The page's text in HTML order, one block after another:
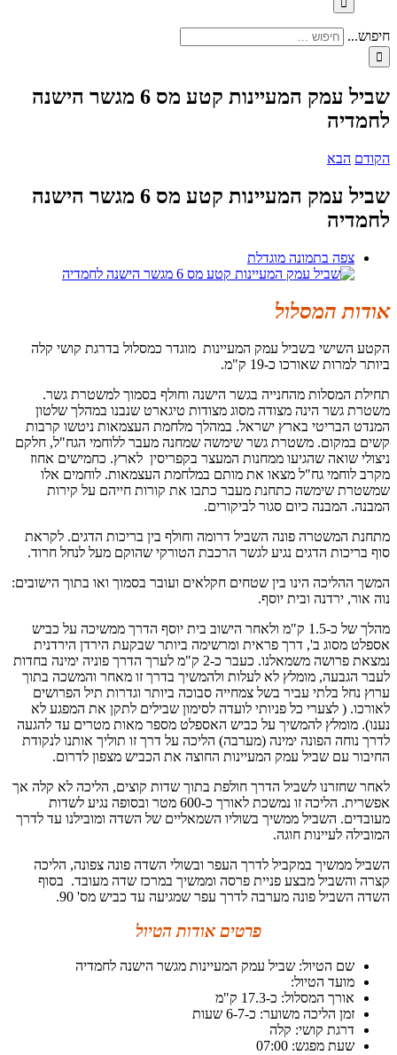
חיפוש...
שביל עמק המעיינות קטע מס 6 מגשר הישנה
לחמדיה
הקודם הבא
שביל עמק המעיינות קטע מס 6 מגשר הישנה
לחמדיה
צפה בתמונה מוגדלת
אודות המסלול
הקטע השישי בשביל עמק המעיינות מוגדר כמסלול בדרגת קושי קלה
ביותר למרות שאורכו כ-19 ק"מ.
תחילת המסלות מהחנייה בגשר הישנה וחולף בסמוך למשטרת גשר.
משטרת גשר הינה מצודה מסוג מצודות טיגארט שנבנו במהלך שלטון
המנדט הבריטי בארץ ישראל. במהלך מלחמת העצמאות ניטשו קרבות
קשים במקום. משטרת גשר שימשה שמחנה מעבר ללוחמי הגח"ל, חלקם
ניצולי שואה שהגיעו ממחנות המעצר בקפריסין לארץ. כחמישים אחוז
מקרב לוחמי גח"ל מצאו את מותם במלחמת העצמאות. לוחמים אלו
שמשטרת שימשה כתחנת מעבר כתבו את קורות חייהם על קירות
המבנה. המבנה כיום סגור לביקורים.
מתחנת המשטרה פונה השביל דרומה וחולף בין בריכות הדגים. לקראת
סוף בריכות הדגים נגיע לגשר הרכבת הטורקי שהוקם מעל לנחל חרוד.
המשך ההליכה הינו בין שטחים חקלאים ועובר בסמוך ואו בתוך הישובים:
נוה אור, ירדנה ובית יוסף.
מהלך של כ-1.5 ק"מ ולאחר הישוב בית יוסף הדרך ממשיכה על כביש
אספלט מסוג ב', דרך פראית ומרשימה ביותר שבקעת הירדן הירדנית
נמצאת פרושה משמאלנו. כעבר כ-2 ק"מ לערך הדרך פוניה ימינה בחדות
לעבר הגבעה, מומלץ לא לעלות ולהמשיך בדרך זו מאחר והמשכה בתוך
ערוץ נחל בלתי עביר בשל צמחייה סבוכה ביותר וגדרות תיל הפרושים
לאורכו. ( לצערי כל פניותי לועדה לסימון שבילים לתקן את המפגע לא
נענו). מומלץ להמשיך על כביש האספלט מספר מאות מטרים עד להגעה
לדרך נוחה הפונה ימינה (מערבה) הליכה על דרך זו תוליך אותנו לנקודת
החיבור עם שביל עמק המעיינות החוצה את הכביש מצפון לדרום.
לאחר שחזרנו לשביל הדרך חולפת בתוך שדות קוצים, הליכה לא קלה אך
אפשרית. הליכה זו נמשכת לאורך כ-600 מטר ובסופה נגיע לשדות
מעובדים. השביל ממשיך בשוליו השמאליים של השדה ומובילנו עד לדרך
המובילה לעיינות חוגה.
השביל ממשיך במקביל לדרך העפר ובשולי השדה פונה צפונה, הליכה
קצרה והשביל מבצע פניית פרסה וממשיך במרכז שדה מעובד. בסוף
השדה השביל פונה מערבה לדרך עפר שמגיעה עד כביש מס' 90.
פרטים אודות הטיול
שם הטיול: שביל עמק המעיינות מגשר הישנה לחמדיה
מועד הטיול:
אורך המסלול: כ-17.3 ק"מ
זמן הליכה משוער: כ-6-7 שעות
דרגת קושי: קלה
שעת מפגש: 07:00